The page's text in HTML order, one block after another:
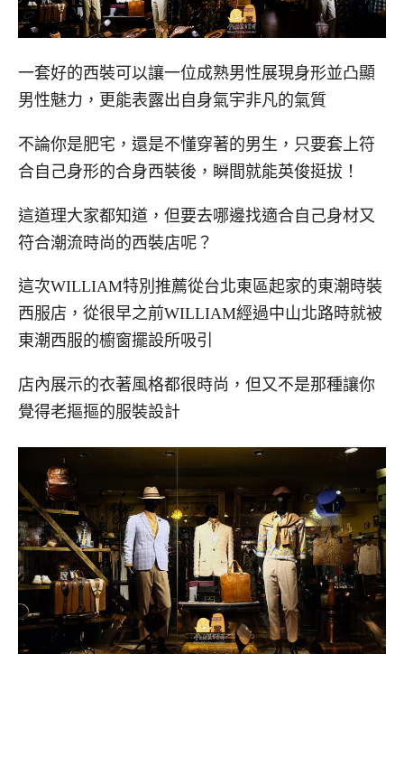
一套好的西裝可以讓一位成熟男性展現身形並凸顯
男性魅力，更能表露出自身氣宇非凡的氣質
不論你是肥宅，還是不懂穿著的男生，只要套上符
合自己身形的合身西裝後，瞬間就能英俊挺拔！
這道理大家都知道，但要去哪邊找適合自己身材又
符合潮流時尚的西裝店呢？
這次WILLIAM特別推薦從台北東區起家的東潮時裝
西服店，從很早之前WILLIAM經過中山北路時就被
東潮西服的櫥窗擺設所吸引
店內展示的衣著風格都很時尚，但又不是那種讓你
覺得老摳摳的服裝設計